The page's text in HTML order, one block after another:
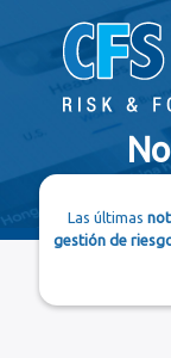
Las últimas
gestión de